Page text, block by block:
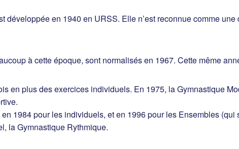
développée en 1940 en URSS. Elle n’est reconnue comme
à cette époque, sont normalisés en 1967. Cette même
en plus des exercices individuels. En 1975, la Gymnastique
1984 pour les individuels, et en 1996 pour les Ensembles
la Gymnastique Rythmique.